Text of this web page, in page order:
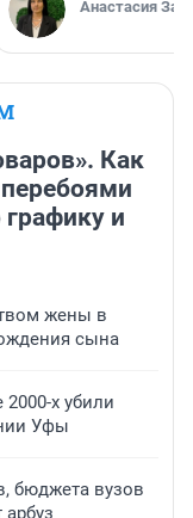
Анастасия
Как
графику и
жены в
сына
х убили
Уфы
бюджета вузов